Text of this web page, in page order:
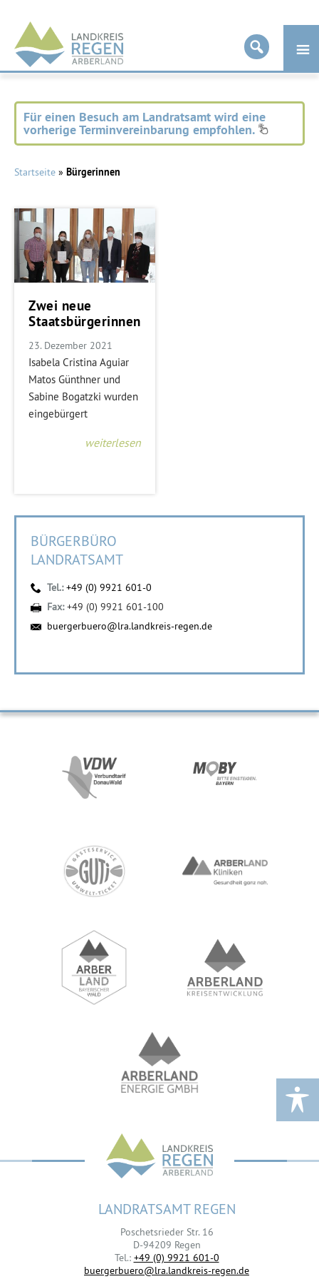
Landkreis
Regen
Für einen Besuch am Landratsamt wird eine
vorherige Terminvereinbarung empfohlen.
Startseite » Bürgerinnen
Zwei neue
Staatsbürgerinnen
23. Dezember 2021
Isabela Cristina Aguiar
Matos Günthner und
Sabine Bogatzki wurden
eingebürgert
weiterlesen
BÜRGERBÜRO
LANDRATSAMT
Tel.:+49 (0) 9921 601-0
Fax:+49 (0) 9921 601-100
buergerbuero@lra.landkreis-regen.de
LANDRATSAMT REGEN
Poschetsrieder Str. 16
D-94209 Regen
Tel.: +49 (0) 9921 601-0
buergerbuero@lra.landkreis-regen.de